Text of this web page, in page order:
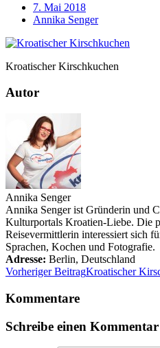
7. Mai 2018
Annika Senger
Kroatischer Kirschkuchen
Autor
Annika Senger
Annika Senger ist Gründerin und
Kulturportals Kroatien-Liebe. Die
Reisevermittlerin interessiert sich
Sprachen, Kochen und Fotografie.
Adresse: Berlin, Deutschland
Vorheriger BeitragKroatischer
Kommentare
Schreibe einen Kommentar